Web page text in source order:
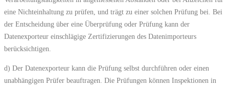
eine Nichteinhaltung zu prüfen, und trägt zu einer solchen Prüfung bei. Bei
der Entscheidung über eine Überprüfung oder Prüfung kann der
Datenexporteur einschlägige Zertifizierungen des Datenimporteurs
berücksichtigen.
d) Der Datenexporteur kann die Prüfung selbst durchführen oder einen
unabhängigen Prüfer beauftragen. Die Prüfungen können Inspektionen in